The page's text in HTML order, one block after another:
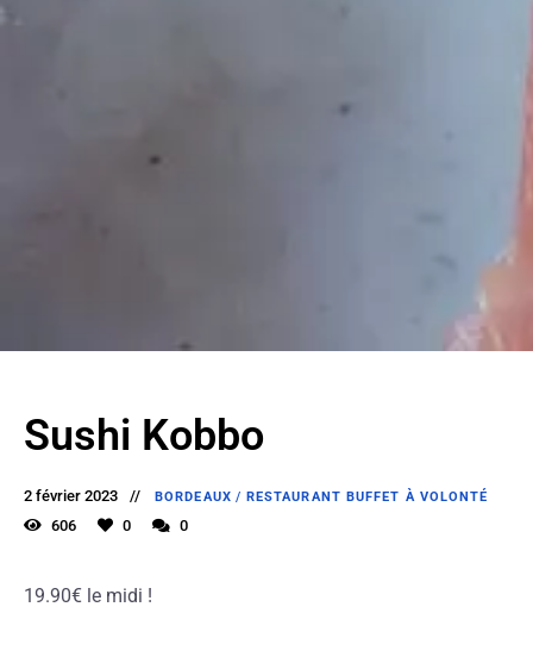
Sushi Kobbo
2 février 2023 BORDEAUX / RESTAURANT BUFFET À VOLONTÉ
606 0 0
19.90€ le midi !